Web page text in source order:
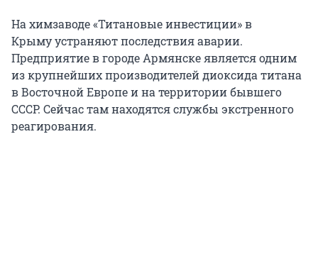
На химзаводе «Титановые инвестиции» в
Крыму устраняют последствия аварии.
Предприятие в городе Армянске является одним
из крупнейших производителей диоксида титана
в Восточной Европе и на территории бывшего
СССР. Сейчас там находятся службы экстренного
реагирования.